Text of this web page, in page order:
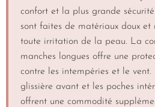
confort et la plus grande
sont faites de matériaux doux et
toute irritation de la peau. La
manches longues offre une
contre les intempéries et le vent.
glissière avant et les poches
offrent une commodité